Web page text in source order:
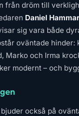
från dröm till
Daniel
sig vara både
oväntade hinder:
Marko och Irma
modernt – och
också på